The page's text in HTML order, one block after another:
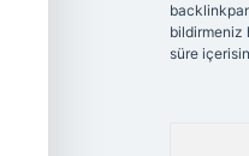
bildirmeniz
süre